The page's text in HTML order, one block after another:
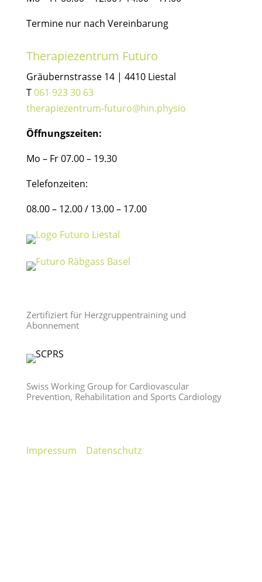
Termine nur nach Vereinbarung
Therapiezentrum Futuro
Gräubernstrasse 14 | 4410 Liestal
T061 923 30 63
therapiezentrum-futuro@hin.physio
Öffnungszeiten:
Mo – Fr 07.00 – 19.30
Telefonzeiten:
08.00 – 12.00 / 13.00 – 17.00
Zertifiziert für Herzgruppentraining und
Abonnement
Swiss Working Group for Cardiovascular
Prevention, Rehabilitation and Sports Cardiology
Impressum Datenschutz